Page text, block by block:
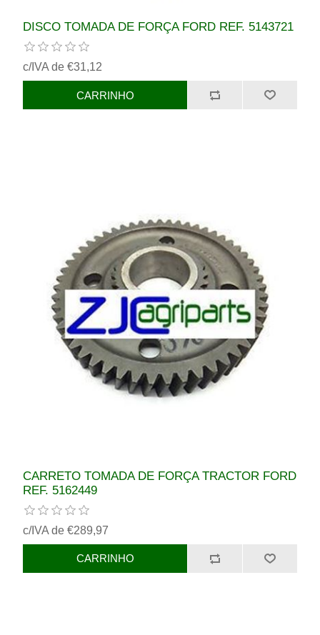
DISCO TOMADA DE FORÇA FORD REF. 5143721
c/IVA de €31,12
CARRETO TOMADA DE FORÇA TRACTOR FORD
REF. 5162449
c/IVA de €289,97